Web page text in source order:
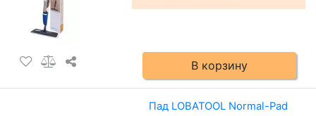
В корзину
Пад LOBATOOL Normal-Pad